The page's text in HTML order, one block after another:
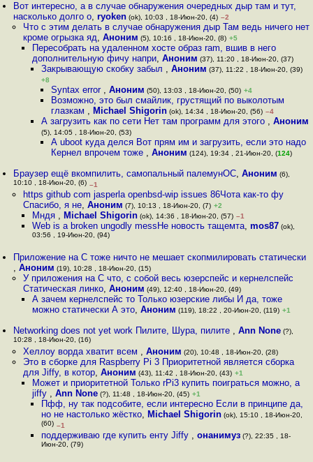
Вот интересно, а в случае обнаружения очередных дыр там и тут,
насколько долго о,ryoken (ok), 10:03 , 18-Июн-20, (4) –2
Что с этим делать в случае обнаружения дыр Там ведь ничего нет
кроме огрызка яд, Аноним (5), 10:16 , 18-Июн-20, (8) +5
Пересобрать на удаленном хосте образ ram, вшив в него
дополнительную фичу напри, Аноним (37), 11:20 , 18-Июн-20, (37)
Закрывающую скобку забыл ,Аноним (37), 11:22 , 18-Июн-20, (39)
+8
Syntax error , Аноним (50), 13:03 , 18-Июн-20, (50) +4
Возможно, это был смайлик, грустящий по выколотым
глазкам , Michael Shigorin(ok), 14:34 , 18-Июн-20, (56) –4
А загрузить как по сети Нет там программ для этого ,Аноним
(5), 14:05 , 18-Июн-20, (53)
А uboot куда делся Вот прям им и загрузить, если это надо
Кернел впрочем тоже , Аноним (124), 19:34 , 21-Июн-20, (124)
Браузер ещё вкомпилить, самопальный палемунОС,Аноним (6),
10:10 , 18-Июн-20, (6) –1
https github com jasperla openbsd-wip issues 86Чота как-то фу
Спасибо, я не, Аноним (7), 10:13 , 18-Июн-20, (7) +2
Мндя , Michael Shigorin(ok), 14:36 , 18-Июн-20, (57) –1
Web is a broken ungodly messНе новость тащемтa, mos87(ok),
03:56 , 19-Июн-20, (94)
Приложение на C тоже ничто не мешает скопмилировать статически
,Аноним (19), 10:28 , 18-Июн-20, (15)
У приложения на С что, с собой весь юзерспейс и кернелспейс
Статическая линко, Аноним (49), 12:40 , 18-Июн-20, (49)
А зачем кернелспейс то Только юзерские либы И да, тоже
можно статически А это, Аноним (119), 18:22 , 20-Июн-20, (119) +1
Networking does not yet work Пилите, Шура, пилите ,Ann None (?),
10:28 , 18-Июн-20, (16)
Хеллоу ворда хватит всем , Аноним (20), 10:48 , 18-Июн-20, (28)
Это в сборке для Raspberry Pi 3 Приоритетной является сборка
для Jiffy, в котор, Аноним (43), 11:42 , 18-Июн-20, (43) +1
Может и приоритетной Только rPi3 купить поиграться можно, а
jiffy , Ann None(?), 11:48 , 18-Июн-20, (45) +1
Пфф, ну так подсобите, если интересно Если в принципе да,
но не настолько жёстко, Michael Shigorin (ok), 15:10 , 18-Июн-20,
(60) –1
поддерживаю где купить енту Jiffy ,онанимуз (?), 22:35 , 18-
Июн-20, (79)